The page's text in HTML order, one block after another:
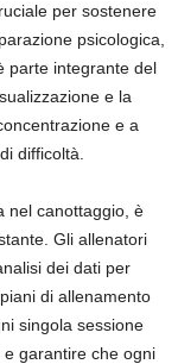
per sostenere
psicologica,
parte integrante del
e la
e a
difficoltà.
nel canottaggio, è
Gli allenatori
dei dati per
di allenamento
singola sessione
garantire che ogni